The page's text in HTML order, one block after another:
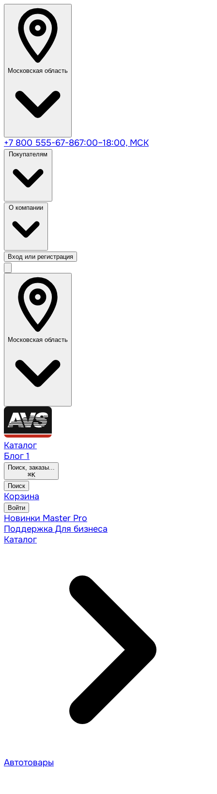
Московская область
+7 800 555-67-867:00–18:00, МСК
Вход или регистрация
Московская область
Каталог
Блог 1
Поиск, заказы...
⌘K
Поиск
Корзина
Войти
Новинки Master Pro
Поддержка Для бизнеса
Каталог
Автотовары